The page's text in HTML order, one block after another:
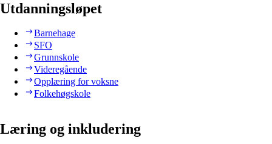
Utdanningsløpet
Barnehage
SFO
Grunnskole
Videregående
Opplæring for voksne
Folkehøgskole
Læring og inkludering